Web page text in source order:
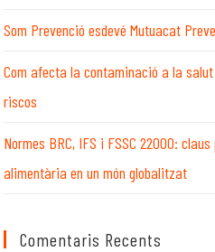
Som Prevenció esdevé Mutuacat
Com afecta la contaminació a la
riscos
Normes BRC, IFS i FSSC 22000:
alimentària en un món globalitzat
Comentaris Recents